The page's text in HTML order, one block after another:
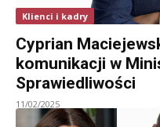
Klienci i kadry
Cyprian
komunikacji w
Sprawiedliwości
11/02/2025